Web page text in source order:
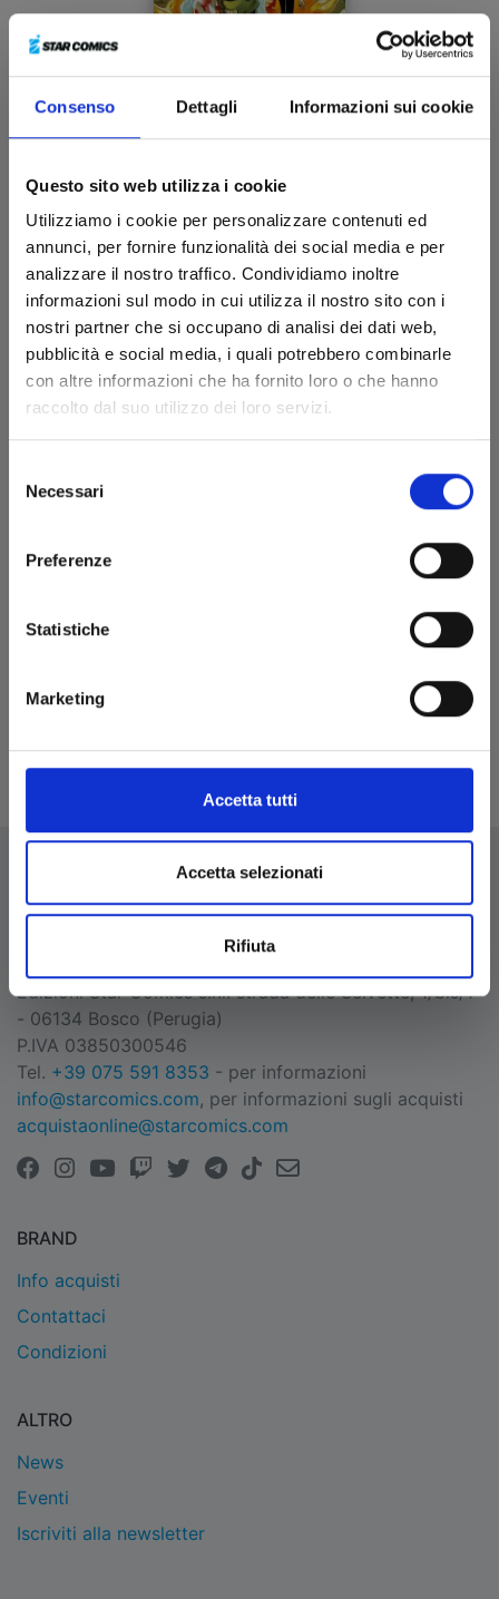
Consenso Dettagli Informazioni sui cookie
Questo sito web utilizza i cookie
Utilizziamo i cookie per personalizzare contenuti ed
annunci, per fornire funzionalità dei social media e per
analizzare il nostro traffico. Condividiamo inoltre
informazioni sul modo in cui utilizza il nostro sito con i
nostri partner che si occupano di analisi dei dati web,
pubblicità e social media, i quali potrebbero combinarle
con altre informazioni che ha fornito loro o che hanno
raccolto dal suo utilizzo dei loro servizi.
delNecessari
Preferenze
Statistiche
Marketing
Accetta tutti
Accetta selezionati
Rifiuta
WE HAVE DEMONS
15/10/2024
€ 17,90
€ 15,90
Edizioni Star Comics s.r.l. strada delle Selvette, 1/bis/1
- 06134 Bosco (Perugia)
P.IVA 03850300546
Tel. +39 075 591 8353 - per informazioni
info@starcomics.com, per informazioni sugli acquisti
acquistaonline@starcomics.com
BRAND
Info acquisti
Contattaci
Condizioni
ALTRO
News
Eventi
Iscriviti alla newsletter